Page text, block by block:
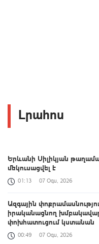
Լրահոս
Երևանի Սիլիկյան
մեկուսացվել է
01:13 07 Օգս, 2026
Ազգային
իրականացնող
փոխհատուցում կստանան
00:49 07 Օգս, 2026